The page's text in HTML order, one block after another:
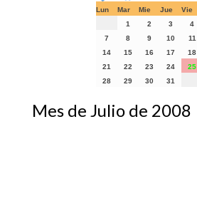
Lun Mar Mie Jue Vie
1
2 3 4
7
8 9 10 11
14
15 16 17 18
21
22 23 24 25
28
29 30 31
Mes de Julio de 2008